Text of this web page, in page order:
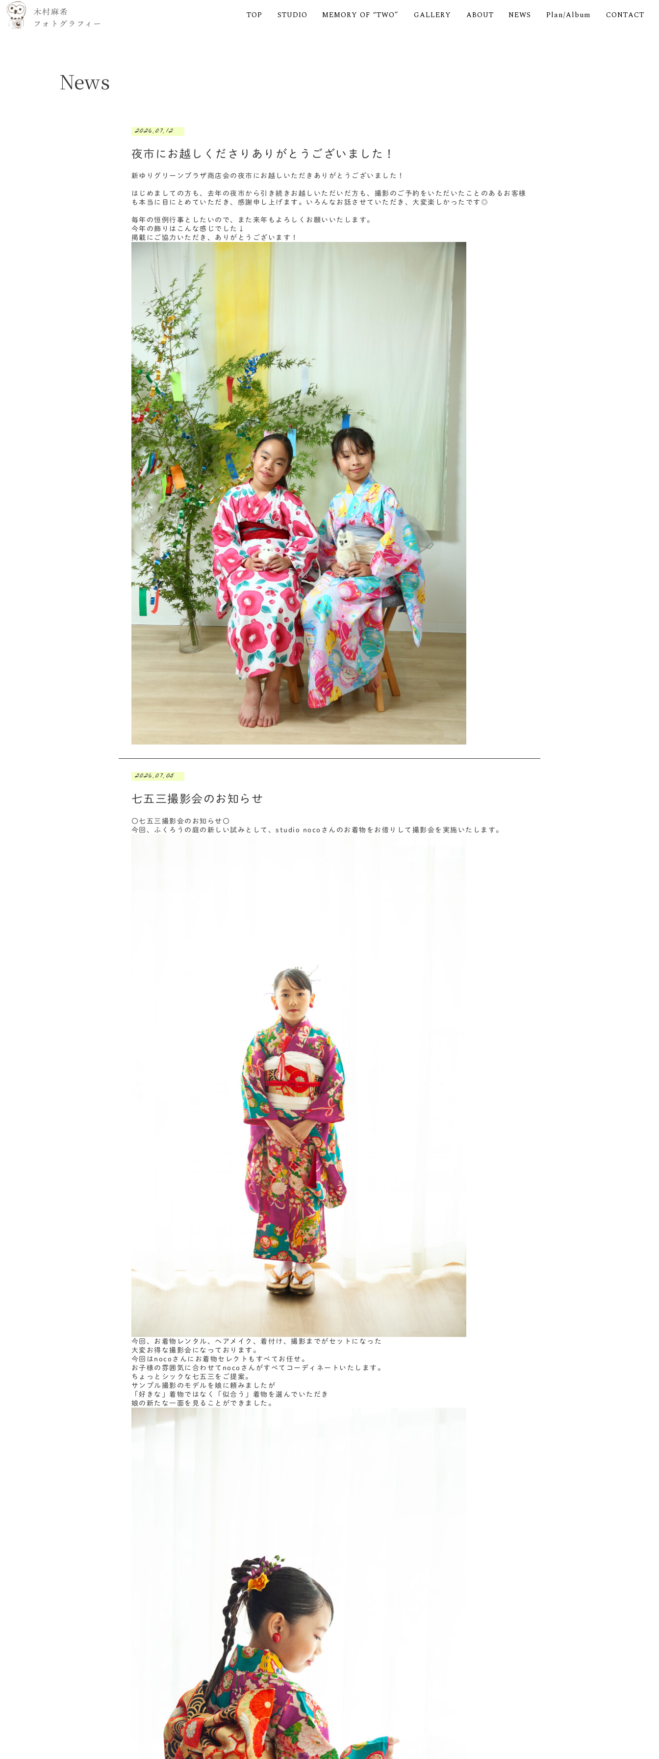
TOP STUDIO MEMORY OF “TWO” GALLERY ABOUT NEWS Plan/Album CONTACT
News
2026.07.12
夜市にお越しくださりありがとうございました！
新ゆりグリーンプラザ商店会の夜市にお越しいただきありがとうございました！
はじめましての方も、去年の夜市から引き続きお越しいただいだ方も、撮影のご予約をいただいたことのあるお客様
も本当に目にとめていただき、感謝申し上げます。いろんなお話させていただき、大変楽しかったです◎
毎年の恒例行事としたいので、また来年もよろしくお願いいたします。
今年の飾りはこんな感じでした↓
掲載にご協力いただき、ありがとうございます！
2026.07.05
七五三撮影会のお知らせ
〇七五三撮影会のお知らせ〇
今回、ふくろうの庭の新しい試みとして、studio nocoさんのお着物をお借りして撮影会を実施いたします。
今回、お着物レンタル、ヘアメイク、着付け、撮影までがセットになった
大変お得な撮影会になっております。
今回はnocoさんにお着物セレクトもすべてお任せ。
お子様の雰囲気に合わせてnocoさんがすべてコーディネートいたします。
ちょっとシックな七五三をご提案。
サンプル撮影のモデルを娘に頼みましたが
「好きな」着物ではなく「似合う」着物を選んでいただき
娘の新たな一面を見ることができました。